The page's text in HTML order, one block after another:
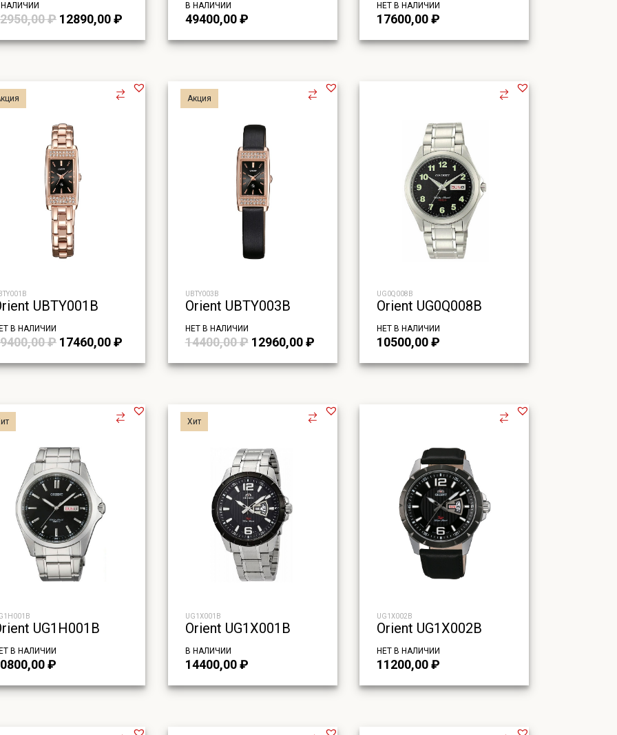
НАЛИЧИИ
₽ Первоначальная
составляла
12890,00₽
12890,00 ₽.
В НАЛИЧИИ
49400,00₽
НЕТ В НАЛИЧИИ
17600,00₽
UBTY001B
В НАЛИЧИИ
₽ Первоначальная
составляла
17460,00₽
17460,00 ₽.
Акция
UBTY003B
Orient UBTY003B
НЕТ В НАЛИЧИИ
14400,00₽ Первоначальная
составляла
12960,00₽Текущая
12960,00 ₽.
UG0Q008B
Orient UG0Q008B
НЕТ В НАЛИЧИИ
10500,00₽
UG1H001B
В НАЛИЧИИ
₽
Хит
UG1X001B
Orient UG1X001B
В НАЛИЧИИ
14400,00₽
UG1X002B
Orient UG1X002B
НЕТ В НАЛИЧИИ
11200,00₽